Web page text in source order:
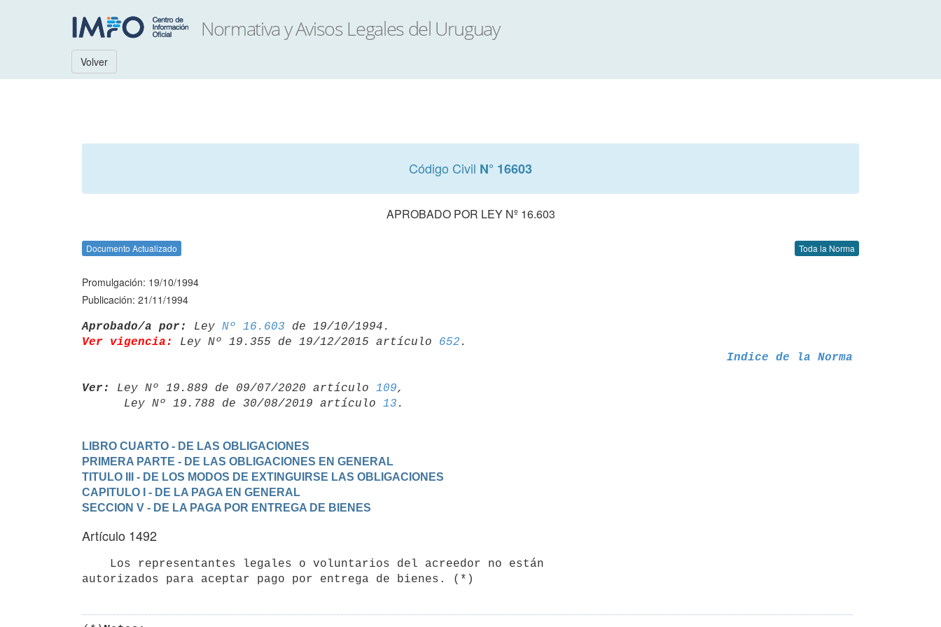
Volver
Código Civil N° 16603
APROBADO POR LEY Nº 16.603
Documento Actualizado Toda la Norma
Promulgación: 19/10/1994
Publicación: 21/11/1994
Aprobado/a por: Ley Nº 16.603
Ver vigencia:
Ley Nº 19.355 de 19/12/2015 artículo 652
Indice de la Norma
Ver: Ley Nº 19.889 de 09/07/2020 artículo 109,
      Ley Nº 19.788 de 30/08/2019 artículo
13
LIBRO CUARTO - DE LAS OBLIGACIONES
PRIMERA PARTE - DE LAS OBLIGACIONES EN GENERAL
TITULO III - DE LOS MODOS DE EXTINGUIRSE LAS OBLIGACIONES
CAPITULO I - DE LA PAGA EN GENERAL
SECCION V - DE LA PAGA POR ENTREGA DE BIENES
Artículo 1492